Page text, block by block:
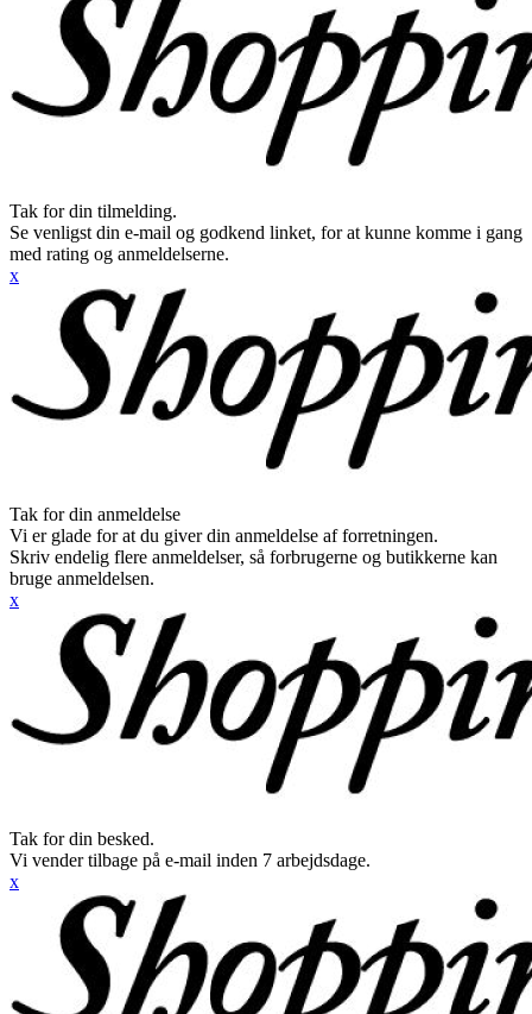
Tak for din tilmelding.
Se venligst din e-mail og godkend linket, for at kunne komme i gang
med rating og anmeldelserne.
x
Tak for din anmeldelse
Vi er glade for at du giver din anmeldelse af forretningen.
Skriv endelig flere anmeldelser, så forbrugerne og butikkerne kan
bruge anmeldelsen.
x
Tak for din besked.
Vi vender tilbage på e-mail inden 7 arbejdsdage.
x